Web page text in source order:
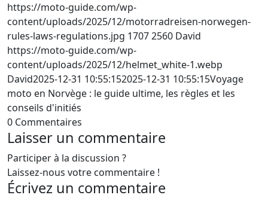
https://moto-guide.com/wp-
content/uploads/2025/12/motorradreisen-norwegen-
rules-laws-regulations.jpg 17072560 David
https://moto-guide.com/wp-
content/uploads/2025/12/helmet_white-1.webp
David2025-12-31 10:55:152025-12-31 10:55:15Voyage
moto en Norvège : le guide ultime, les règles et les
conseils d'initiés
0 Commentaires
Laisser un commentaire
Participer à la discussion ?
Laissez-nous votre commentaire !
Écrivez un commentaire